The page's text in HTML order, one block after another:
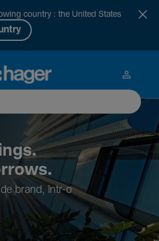
country : the United States
brand, într-o